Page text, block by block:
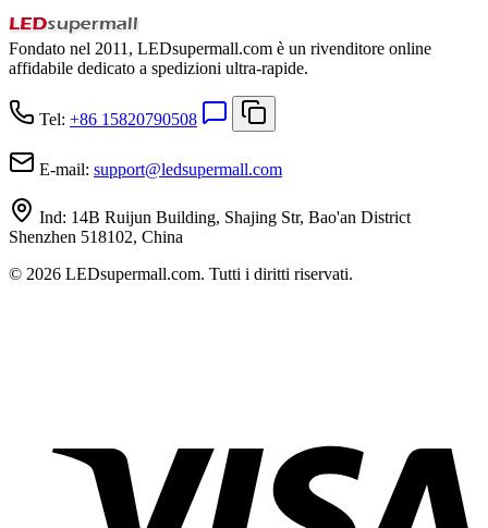
Fondato nel 2011, LEDsupermall.com è un rivenditore online
affidabile dedicato a spedizioni ultra-rapide.
Tel: +86 15820790508
E-mail: support@ledsupermall.com
Ind: 14B Ruijun Building, Shajing Str, Bao'an District
Shenzhen 518102, China
© 2026 LEDsupermall.com. Tutti i diritti riservati.